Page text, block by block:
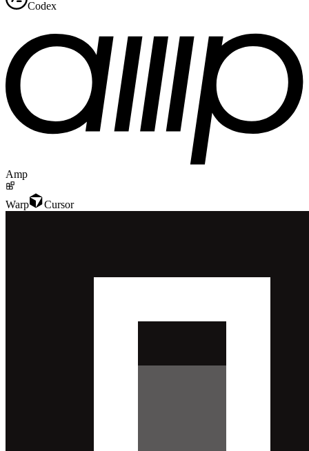
Codex
Amp
Warp Cursor